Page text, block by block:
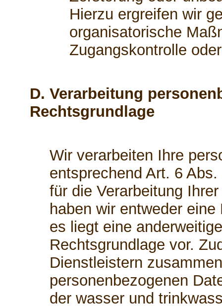
Hierzu ergreifen wir
organisatorische
Zugangskontrolle
D. Verarbeitung
Rechtsgrundlage
Wir verarbeiten Ihre
entsprechend Art. 6
für die Verarbeitung
haben wir entweder
es liegt eine
Rechtsgrundlage vor.
Dienstleistern
personenbezogenen
der wasser und